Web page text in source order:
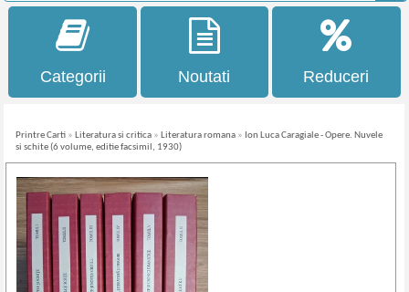
Categorii Noutati Reduceri
Printre Carti » Literatura si critica » Literatura romana » Ion Luca Caragiale - Opere. Nuvele
si schite (6 volume, editie facsimil, 1930)